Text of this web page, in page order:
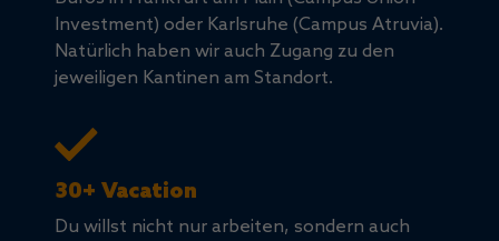
Investment) oder Karlsruhe (Campus Atruvia).
Natürlich haben wir auch Zugang zu den
jeweiligen Kantinen am Standort.
30+ Vacation
Du willst nicht nur arbeiten, sondern auch